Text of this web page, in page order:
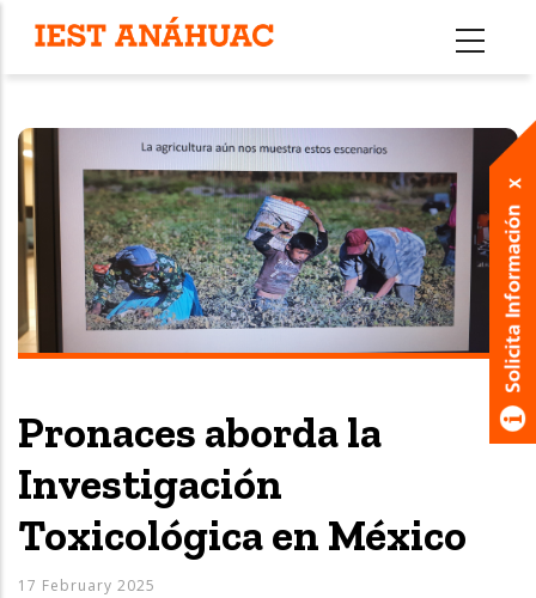
contenido
Pronaces aborda la
Investigación
Toxicológica en México
17 February 2025